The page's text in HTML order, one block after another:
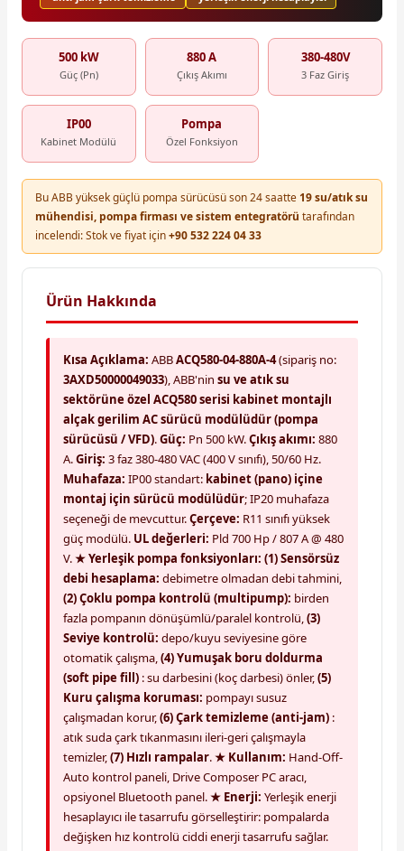
500 kW
Güç (Pn)
880 A
Çıkış Akımı
380-480V
3 Faz Giriş
IP00
Kabinet Modülü
Pompa
Özel Fonksiyon
Bu ABB yüksek güçlü pompa sürücüsü son 24 saatte 19 su/atık su
mühendisi, pompa firması ve sistem entegratörü tarafından
incelendi: Stok ve fiyat için+90 532 224 04 33
Ürün Hakkında
Kısa Açıklama: ABBACQ580-04-880A-4(sipariş no:
3AXD50000049033), ABB'nin su ve atık su
sektörüne özel ACQ580 serisi kabinet montajlı
alçak gerilim AC sürücü modülüdür (pompa
sürücüsü / VFD).Güç: Pn 500 kW.Çıkış akımı: 880
A.Giriş: 3 faz 380-480 VAC (400 V sınıfı), 50/60 Hz.
Muhafaza: IP00 standart: kabinet (pano) içine
montaj için sürücü modülüdür; IP20 muhafaza
seçeneği de mevcuttur.Çerçeve: R11 sınıfı yüksek
güç modülü. UL değerleri: Pld 700 Hp / 807 A @ 480
V.★ Yerleşik pompa fonksiyonları: (1) Sensörsüz
debi hesaplama: debimetre olmadan debi tahmini,
(2) Çoklu pompa kontrolü (multipump): birden
fazla pompanın dönüşümlü/paralel kontrolü,(3)
Seviye kontrolü: depo/kuyu seviyesine göre
otomatik çalışma,(4) Yumuşak boru doldurma
(soft pipe fill) : su darbesini (koç darbesi) önler,(5)
Kuru çalışma koruması: pompayı susuz
çalışmadan korur,(6) Çark temizleme (anti-jam) :
atık suda çark tıkanmasını ileri-geri çalışmayla
temizler,(7) Hızlı rampalar.★ Kullanım: Hand-Off-
Auto kontrol paneli, Drive Composer PC aracı,
opsiyonel Bluetooth panel.★ Enerji: Yerleşik enerji
hesaplayıcı ile tasarrufu görselleştirir: pompalarda
değişken hız kontrolü ciddi enerji tasarrufu sağlar.